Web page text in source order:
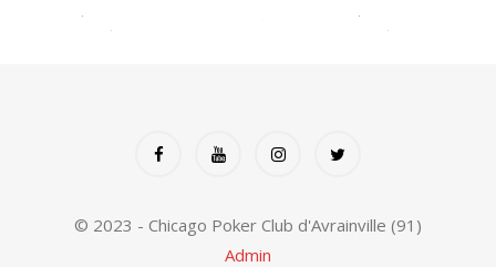
© 2023 - Chicago Poker Club d'Avrainville (91)
Admin